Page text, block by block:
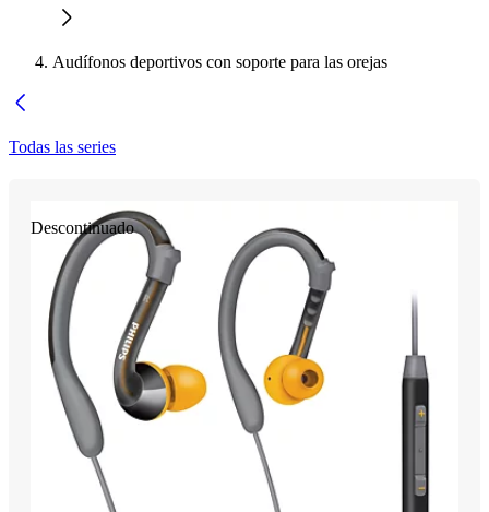
Audífonos deportivos con soporte para las orejas
Todas las series
Descontinuado